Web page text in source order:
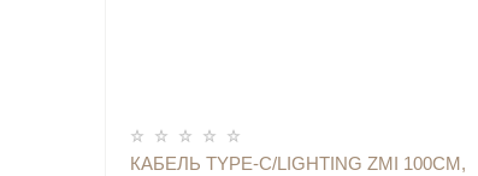
КАБЕЛЬ TYPE-C/LIGHTING ZMI 100СМ,
ОПОВЕСТИТЬ